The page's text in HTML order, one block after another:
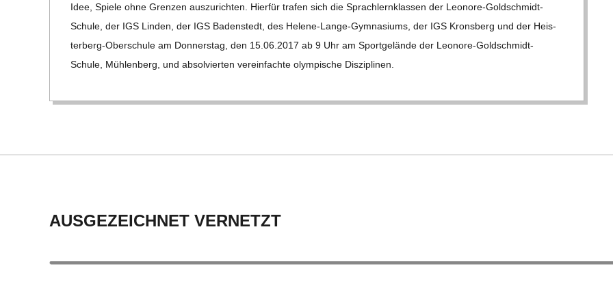
H
M
I
-
S
Idee, Spiele ohne Gren­zen aus­zu­rich­ten. Hier­für tra­fen sich die Sprach­lern­klas­sen der Leo­­nore-Gol­d­­schmidt-
Schule, der IGS Lin­den, der IGS Baden­stedt, des Helene-Lange-Gym­na­­si­ums, der IGS Kronsberg und der Heis­­
ter­­berg-Ober­­schule am Don­ners­tag, den 15.06.2017 ab 9 Uhr am Sport­ge­lände der Leo­­nore-Gol­d­­schmidt-
Schule, Müh­len­berg, und absol­vier­ten ver­ein­fachte olym­pi­sche Dis­zi­pli­nen.
AUSGEZEICHNET VERNETZT